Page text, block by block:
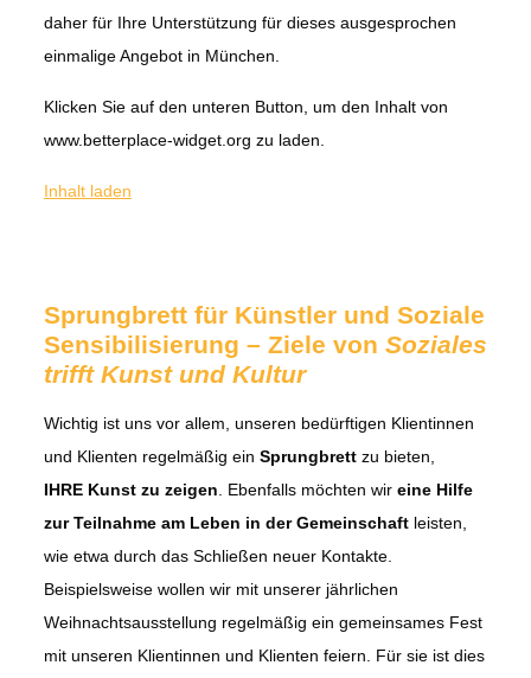
daher für Ihre Unterstützung für dieses ausgesprochen
einmalige Angebot in München.
Klicken Sie auf den unteren Button, um den Inhalt von
www.betterplace-widget.org zu laden.
Inhalt laden
Sprungbrett für Künstler und Soziale
Sensibilisierung – Ziele von Soziales
trifft Kunst und Kultur
Wichtig ist uns vor allem, unseren bedürftigen Klientinnen
und Klienten regelmäßig ein Sprungbrett zu bieten,
IHRE Kunst zu zeigen . Ebenfalls möchten wir eine Hilfe
zur Teilnahme am Leben in der Gemeinschaftleisten,
wie etwa durch das Schließen neuer Kontakte.
Beispielsweise wollen wir mit unserer jährlichen
Weihnachtsausstellung regelmäßig ein gemeinsames Fest
mit unseren Klientinnen und Klienten feiern. Für sie ist dies